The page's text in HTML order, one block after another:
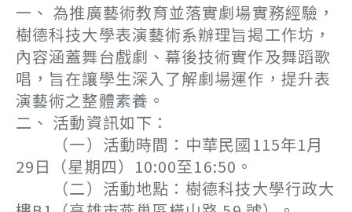
一、 為推廣藝術教育並落實劇場實務經驗，
樹德科技大學表演藝術系辦理旨揭工作坊，
內容涵蓋舞台戲劇、幕後技術實作及舞蹈歌
唱，旨在讓學生深入了解劇場運作，提升表
演藝術之整體素養。
二、 活動資訊如下：
（一）活動時間：中華民國115年1月
29日（星期四）10:00至16:50。
（二）活動地點：樹德科技大學行政大